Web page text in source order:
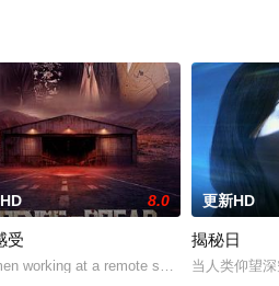
刚去世的妻子的去世。 为了创造一个真
8.0
受
working at a remote scientific outpost
更新HD
揭秘日
当人类仰望